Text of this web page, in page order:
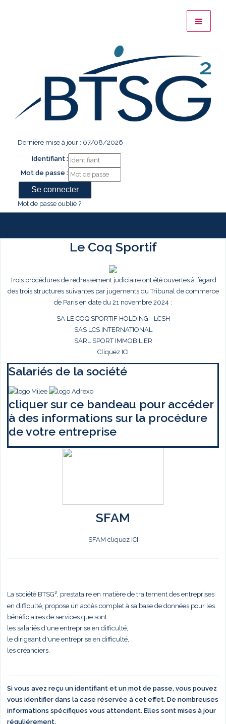
Dernière mise à jour : 07/08/2026
Identifiant :
Mot de passe :
Mot de passe oublié ?
Le Coq Sportif
Trois procédures de redressement judiciaire ont été ouvertes à l’égard
des trois structures suivantes par jugements du Tribunal de commerce
de Paris en date du 21 novembre 2024 :
SA LE COQ SPORTIF HOLDING - LCSH
SAS LCS INTERNATIONAL
SARL SPORT IMMOBILIER
Cliquez ICI
Salariés de la société
cliquer sur ce bandeau pour accéder
à des informations sur la procédure
de votre entreprise
SFAM
SFAM cliquez ICI
La société BTSG², prestataire en matière de traitement des entreprises
en difficulté, propose un accès complet à sa base de données pour les
bénéficiaires de services que sont :
les salariés d'une entreprise en difficulté,
le dirigeant d'une entreprise en difficulté,
les créanciers.
Si vous avez reçu un identifiant et un mot de passe, vous pouvez
vous identifier dans la case réservée à cet effet. De nombreuses
informations spécifiques vous attendent. Elles sont mises à jour
réguliérement.